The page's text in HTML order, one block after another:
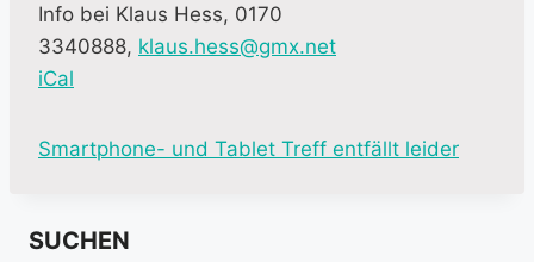
Info bei Klaus Hess, 0170
3340888, klaus.hess@gmx.net
iCal
M
e
Smartphone- und Tablet Treff entfällt leider
SUCHEN